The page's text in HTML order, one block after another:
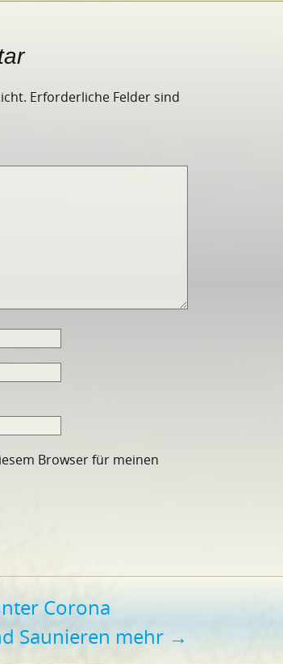
Erforderliche Felder sind
Browser für meinen
Corona
Saunieren mehr →